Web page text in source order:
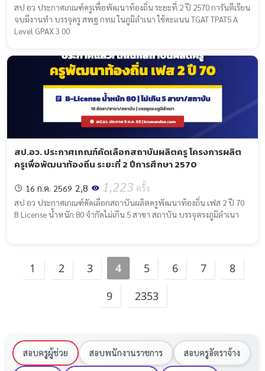
สป อว ประกาศเกณฑ์ครูเพื่อพัฒนาท้องถิ่น ระยะที่ 2 ปี 2570 การันตีเรียน
จบมีงานทำ บรรจุครู สพฐ กทม ในภูมิลำเนา ใช้คะแนน TGAT TPAT5 A
Level GPAX 3 00
สป.อว. ประกาศเกณฑ์คัดเลือกสถาบันผลิตครู โครงการผลิต
ครูเพื่อพัฒนาท้องถิ่น ระยะที่ 2 ปีการศึกษา 2570
16 ก.ค. 2569 2,8 1,223 ครั้ง
สป อว ประกาศเกณฑ์คัดเลือกสถาบันผลิตครูพัฒนาท้องถิ่น เฟส 2 ปี 70
B License น้ำหนัก 80 จำกัดไม่เกิน 5 สาขา สถาบัน บรรจุตรงภูมิลำเนา
1 2 3 4 5 6 7
8
9
2353
สอบครูผู้ช่วย สอบพนักงานราชการ สอบครูอัตราจ้าง